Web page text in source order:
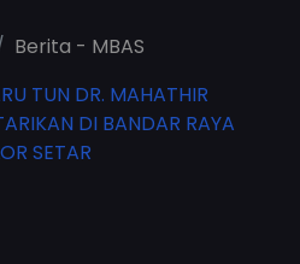
Berita - MBAS
TUN DR. MAHATHIR
DI BANDAR RAYA
SETAR